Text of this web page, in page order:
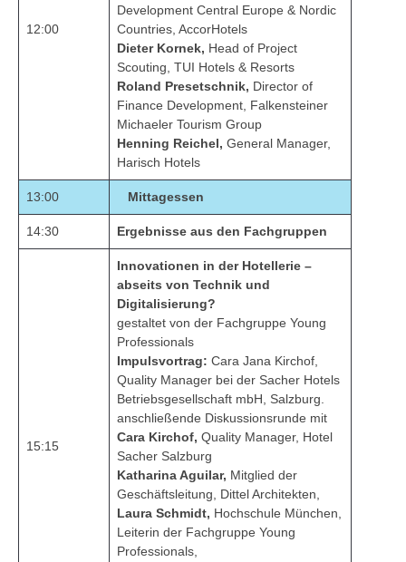
12:00
Development Central Europe & Nordic
Countries, AccorHotels
Dieter Kornek, Head of Project
Scouting, TUI Hotels & Resorts
Roland Presetschnik, Director of
Finance Development, Falkensteiner
Michaeler Tourism Group
Henning Reichel, General Manager,
Harisch Hotels
13:00 Mittagessen
14:30 Ergebnisse aus den Fachgruppen
15:15
Innovationen in der Hotellerie –
abseits von Technik und
Digitalisierung?
gestaltet von der Fachgruppe Young
Professionals
Impulsvortrag: Cara Jana Kirchof,
Quality Manager bei der Sacher Hotels
Betriebsgesellschaft mbH, Salzburg.
anschließende Diskussionsrunde mit
Cara Kirchof, Quality Manager, Hotel
Sacher Salzburg
Katharina Aguilar, Mitglied der
Geschäftsleitung, Dittel Architekten,
Laura Schmidt, Hochschule München,
Leiterin der Fachgruppe Young
Professionals,